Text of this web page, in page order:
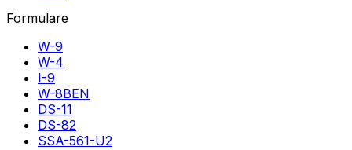
Formulare
W-9
W-4
I-9
W-8BEN
DS-11
DS-82
SSA-561-U2